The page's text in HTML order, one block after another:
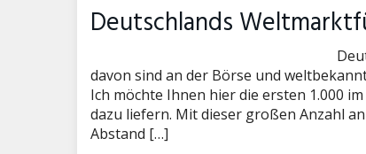
Deutschlands
davon sind an der Börse und
Ich möchte Ihnen hier die ersten 1.000
dazu liefern. Mit dieser großen Anzahl
Abstand […]